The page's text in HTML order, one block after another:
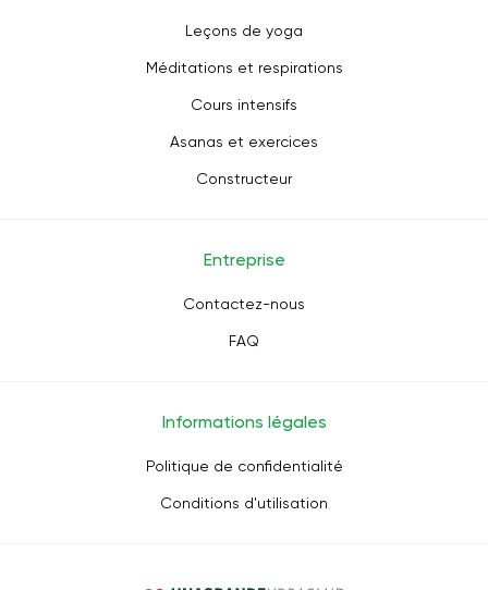
Leçons de yoga
Méditations et respirations
Cours intensifs
Asanas et exercices
Constructeur
Entreprise
Contactez-nous
FAQ
Informations légales
Politique de confidentialité
Conditions d'utilisation